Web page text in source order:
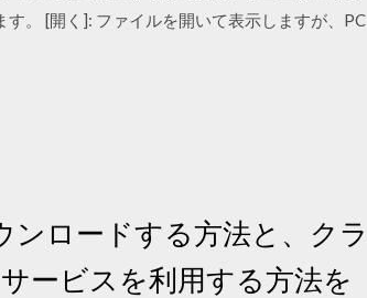
。 [開く]: ファイルを開いて表示しますが、PC
ンロードする方法と、クラ
ービスを利用する方法を